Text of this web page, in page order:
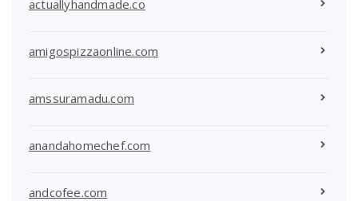
actuallyhandmade.co
amigospizzaonline.com
amssuramadu.com
anandahomechef.com
andcofee.com